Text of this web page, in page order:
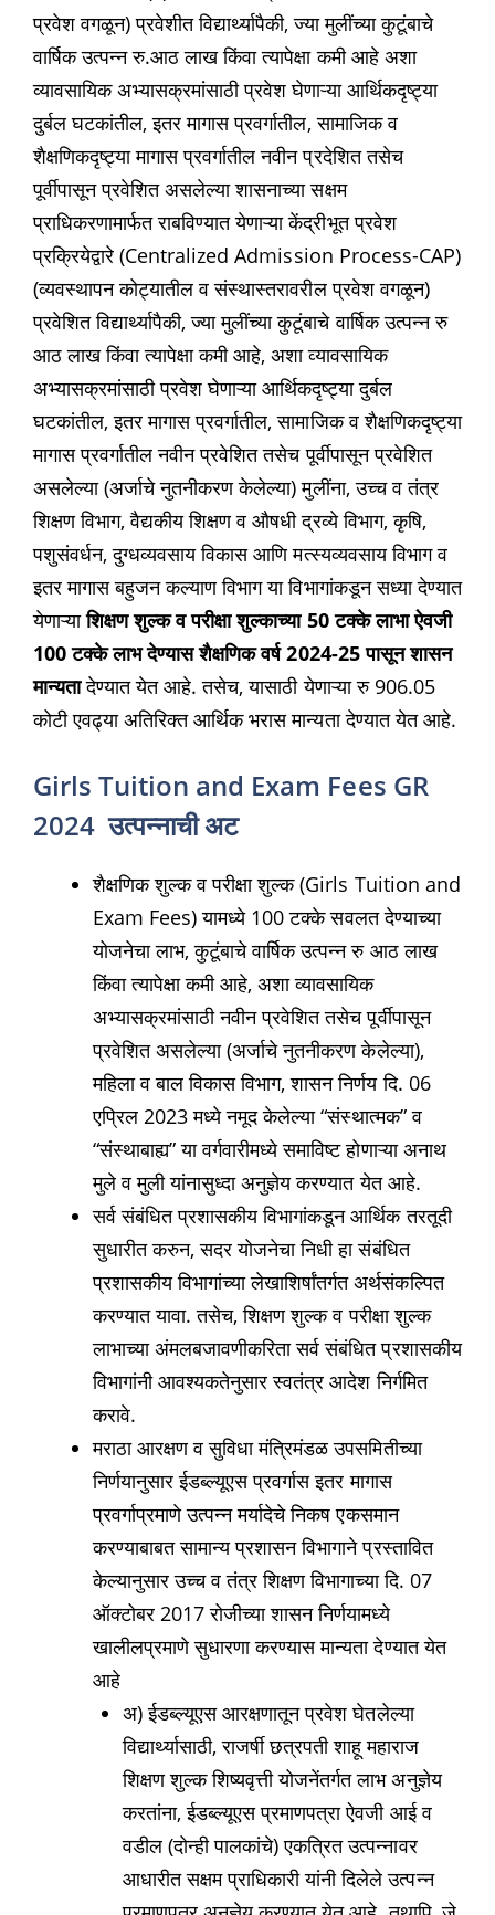
प्रवेश वगळून) प्रवेशीत विद्यार्थ्यापैकी, ज्या मुलींच्या कुटूंबाचे
वार्षिक उत्पन्न रु.आठ लाख किंवा त्यापेक्षा कमी आहे अशा
व्यावसायिक अभ्यासक्रमांसाठी प्रवेश घेणाऱ्या आर्थिकदृष्ट्या
दुर्बल घटकांतील, इतर मागास प्रवर्गातील, सामाजिक व
शैक्षणिकदृष्ट्या मागास प्रवर्गातील नवीन प्रदेशित तसेच
पूर्वीपासून प्रवेशित असलेल्या शासनाच्या सक्षम
प्राधिकरणामार्फत राबविण्यात येणाऱ्या केंद्रीभूत प्रवेश
प्रक्रियेद्वारे (Centralized Admission Process-CAP)
(व्यवस्थापन कोट्यातील व संस्थास्तरावरील प्रवेश वगळून)
प्रवेशित विद्यार्थ्यापैकी, ज्या मुलींच्या कुटूंबाचे वार्षिक उत्पन्न रु
आठ लाख किंवा त्यापेक्षा कमी आहे, अशा व्यावसायिक
अभ्यासक्रमांसाठी प्रवेश घेणाऱ्या आर्थिकदृष्ट्या दुर्बल
घटकांतील, इतर मागास प्रवर्गातील, सामाजिक व शैक्षणिकदृष्ट्या
मागास प्रवर्गातील नवीन प्रवेशित तसेच पूर्वीपासून प्रवेशित
असलेल्या (अर्जाचे नुतनीकरण केलेल्या) मुलींना, उच्च व तंत्र
शिक्षण विभाग, वैद्यकीय शिक्षण व औषधी द्रव्ये विभाग, कृषि,
पशुसंवर्धन, दुग्धव्यवसाय विकास आणि मत्स्यव्यवसाय विभाग व
इतर मागास बहुजन कल्याण विभाग या विभागांकडून सध्या देण्यात
येणाऱ्याशिक्षण शुल्क व परीक्षा शुल्काच्या 50 टक्के लाभा ऐवजी
100 टक्के लाभ देण्यास शैक्षणिक वर्ष 2024-25 पासून शासन
मान्यतादेण्यात येत आहे. तसेच, यासाठी येणाऱ्या रु 906.05
कोटी एवढ्या अतिरिक्त आर्थिक भरास मान्यता देण्यात येत आहे.
Girls Tuition and Exam Fees GR
2024 उत्पन्नाची अट
शैक्षणिक शुल्क व परीक्षा शुल्क (Girls Tuition and
Exam Fees) यामध्ये 100 टक्के सवलत देण्याच्या
योजनेचा लाभ, कुटूंबाचे वार्षिक उत्पन्न रु आठ लाख
किंवा त्यापेक्षा कमी आहे, अशा व्यावसायिक
अभ्यासक्रमांसाठी नवीन प्रवेशित तसेच पूर्वीपासून
प्रवेशित असलेल्या (अर्जाचे नुतनीकरण केलेल्या),
महिला व बाल विकास विभाग, शासन निर्णय दि. 06
एप्रिल 2023 मध्ये नमूद केलेल्या “संस्थात्मक” व
“संस्थाबाह्य” या वर्गवारीमध्ये समाविष्ट होणाऱ्या अनाथ
मुले व मुली यांनासुध्दा अनुज्ञेय करण्यात येत आहे.
सर्व संबंधित प्रशासकीय विभागांकडून आर्थिक तरतूदी
सुधारीत करुन, सदर योजनेचा निधी हा संबंधित
प्रशासकीय विभागांच्या लेखाशिर्षांतर्गत अर्थसंकल्पित
करण्यात यावा. तसेच, शिक्षण शुल्क व परीक्षा शुल्क
लाभाच्या अंमलबजावणीकरिता सर्व संबंधित प्रशासकीय
विभागांनी आवश्यकतेनुसार स्वतंत्र आदेश निर्गमित
करावे.
मराठा आरक्षण व सुविधा मंत्रिमंडळ उपसमितीच्या
निर्णयानुसार ईडब्ल्यूएस प्रवर्गास इतर मागास
प्रवर्गाप्रमाणे उत्पन्न मर्यादेचे निकष एकसमान
करण्याबाबत सामान्य प्रशासन विभागाने प्रस्तावित
केल्यानुसार उच्च व तंत्र शिक्षण विभागाच्या दि. 07
ऑक्टोबर 2017 रोजीच्या शासन निर्णयामध्ये
खालीलप्रमाणे सुधारणा करण्यास मान्यता देण्यात येत
आहे
अ) ईडब्ल्यूएस आरक्षणातून प्रवेश घेतलेल्या
विद्यार्थ्यासाठी, राजर्षी छत्रपती शाहू महाराज
शिक्षण शुल्क शिष्यवृत्ती योजनेंतर्गत लाभ अनुज्ञेय
करतांना, ईडब्ल्यूएस प्रमाणपत्रा ऐवजी आई व
वडील (दोन्ही पालकांचे) एकत्रित उत्पन्नावर
आधारीत सक्षम प्राधिकारी यांनी दिलेले उत्पन्न